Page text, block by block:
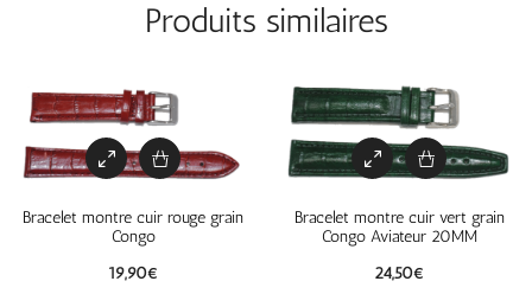
Produits similaires
Bracelet montre cuir rouge grain
Congo
19,90€
Bracelet montre cuir vert grain
Congo Aviateur 20MM
24,50€